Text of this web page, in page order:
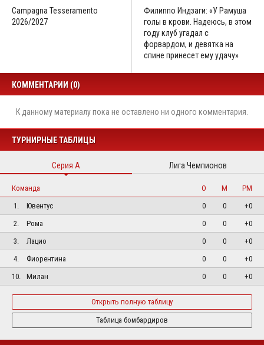
Campagna Tesseramento
2026/2027
Филиппо Индзаги: «У Рамуша
голы в крови. Надеюсь, в этом
году клуб угадал с
форвардом, и девятка на
спине принесет ему удачу»
КОММЕНТАРИИ (0)
К данному материалу пока не оставлено ни одного комментария.
ТУРНИРНЫЕ ТАБЛИЦЫ
Серия А Лига Чемпионов
Команда О М
РМ
1.
Ювентус 0 0
+0
2.
Рома 0 0
+0
3.
Лацио 0 0
+0
4.
Фиорентина 0 0
+0
10.
Милан 0 0 +0
Открыть полную таблицу
Таблица бомбардиров